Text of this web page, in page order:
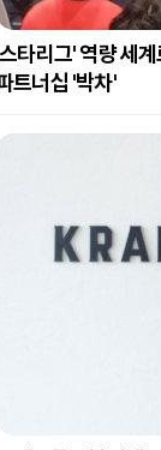
타리그' 역량 세
트너십 '박차'